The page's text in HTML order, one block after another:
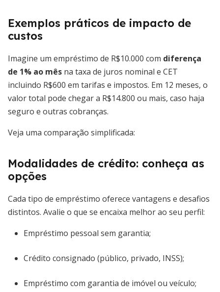
Exemplos práticos de impacto de
custos
Imagine um empréstimo de R$10.000 com diferença
de 1% ao mês na taxa de juros nominal e CET
incluindo R$600 em tarifas e impostos. Em 12 meses, o
valor total pode chegar a R$14.800 ou mais, caso haja
seguro e outras cobranças.
Veja uma comparação simplificada:
Modalidades de crédito: conheça as
opções
Cada tipo de empréstimo oferece vantagens e desafios
distintos. Avalie o que se encaixa melhor ao seu perfil:
Empréstimo pessoal sem garantia;
Crédito consignado (público, privado, INSS);
Empréstimo com garantia de imóvel ou veículo;